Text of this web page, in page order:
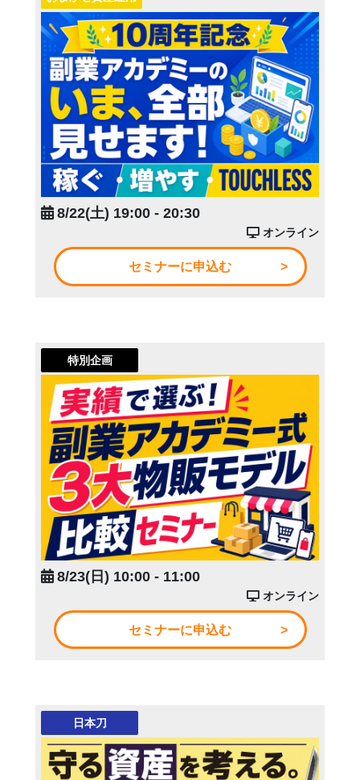
8/22(土) 19:00 - 20:30
オンライン
セミナーに申込む
特別企画
8/23(日) 10:00 - 11:00
オンライン
セミナーに申込む
日本刀